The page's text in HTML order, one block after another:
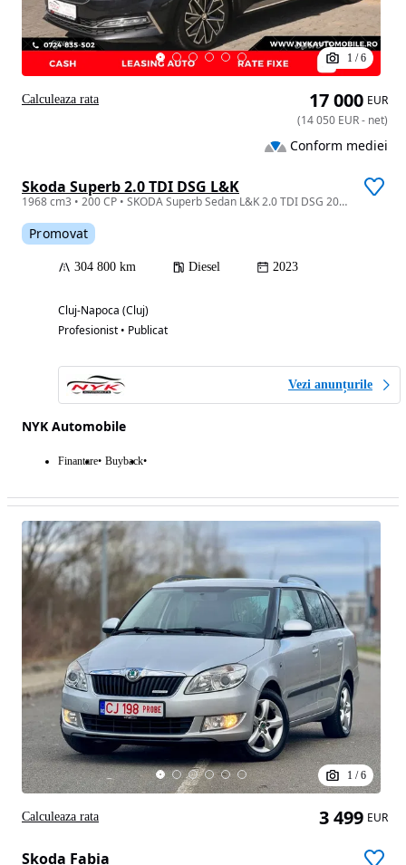
1 /6
Skoda Superb 2.0 TDI DSG L&K
1968 cm3 • 200 CP • SKODA Superb Sedan L&K 2.0 TDI DSG 200 CP/Navi/Rate fixe/Garantie
Promovat
304 800 km Diesel 2023
Cluj-Napoca (Cluj)
Profesionist • Publicat
Vezi anunțurile
NYK Automobile
Finantare Buyback
17 000 EUR
(14 050 EUR- net)
Conform mediei
Calculeaza rata
1 /6
Skoda Fabia
3 499 EUR
Calculeaza rata